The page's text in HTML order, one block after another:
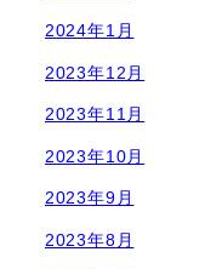
2024年1月
2023年12月
2023年11月
2023年10月
2023年9月
2023年8月